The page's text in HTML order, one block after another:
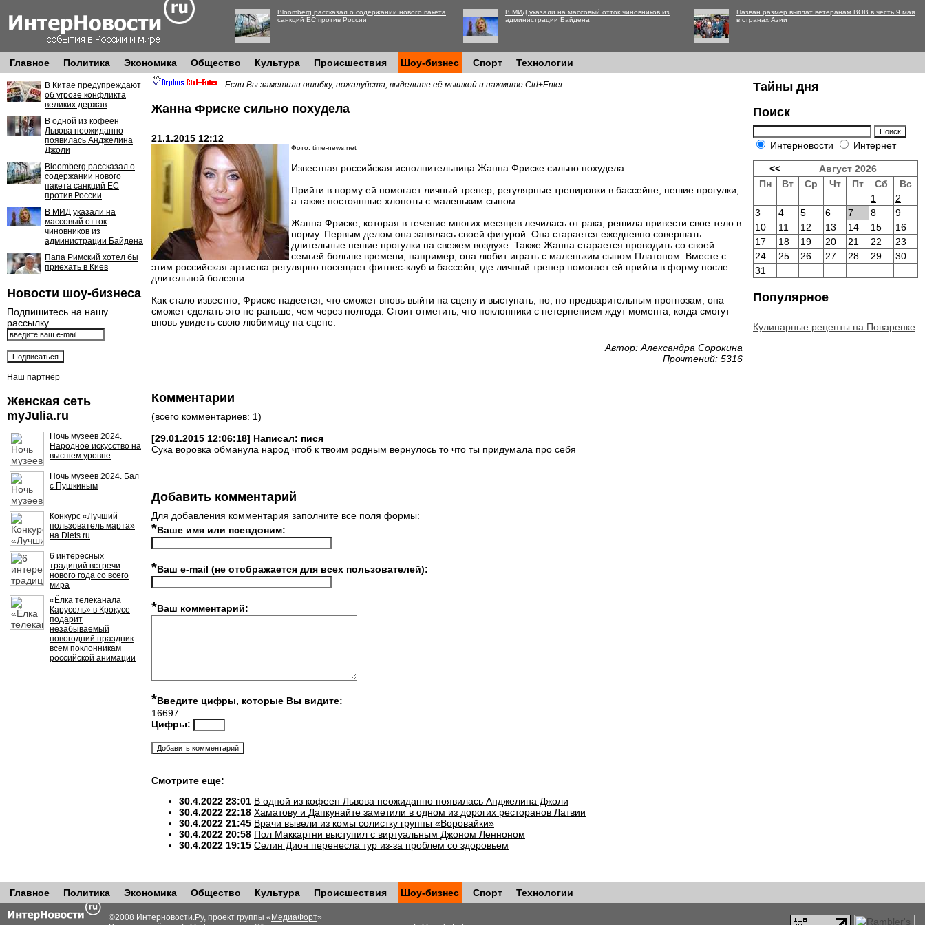
Bloomberg рассказал о содержании нового пакета
санкций ЕС против России
В МИД указали на массовый отток чиновников из
администрации Байдена
Назван размер выплат ветеранам ВОВ в честь 9 мая
в странах Азии
Главное Политика Экономика Общество Культура Происшествия Шоу-бизнес Спорт Технологии
В Китае предупреждают
об угрозе конфликта
великих держав
В одной из кофеен
Львова неожиданно
появилась Анджелина
Джоли
Bloomberg рассказал о
содержании нового
пакета санкций ЕС
против России
В МИД указали на
массовый отток
чиновников из
администрации Байдена
Папа Римский хотел бы
приехать в Киев
Новости шоу-бизнеса
Подпишитесь на нашу
рассылку
Наш партнёр
Женская сеть
myJulia.ru
Ночь музеев 2024.
Народное искусство на
высшем уровне
Ночь музеев 2024. Бал
с Пушкиным
Конкурс «Лучший
пользователь марта»
на Diets.ru
6 интересных
традиций встречи
нового года со всего
мира
«Ёлка телеканала
Карусель» в Крокусе
подарит
незабываемый
новогодний праздник
всем поклонникам
российской анимации
Если Вы заметили ошибку, пожалуйста, выделите её мышкой и нажмите Ctrl+Enter
Жанна Фриске сильно похудела
21.1.2015 12:12
Фото: time-news.net
Известная российская исполнительница Жанна Фриске сильно похудела.
Прийти в норму ей помогает личный тренер, регулярные тренировки в бассейне, пешие прогулки,
а также постоянные хлопоты с маленьким сыном.
Жанна Фриске, которая в течение многих месяцев лечилась от рака, решила привести свое тело в
норму. Первым делом она занялась своей фигурой. Она старается ежедневно совершать
длительные пешие прогулки на свежем воздухе. Также Жанна старается проводить со своей
семьей больше времени, например, она любит играть с маленьким сыном Платоном. Вместе с
этим российская артистка регулярно посещает фитнес-клуб и бассейн, где личный тренер помогает ей прийти в форму после
длительной болезни.
Как стало известно, Фриске надеется, что сможет вновь выйти на сцену и выступать, но, по предварительным прогнозам, она
сможет сделать это не раньше, чем через полгода. Стоит отметить, что поклонники с нетерпением ждут момента, когда смогут
вновь увидеть свою любимицу на сцене.
Автор: Александра Сорокина
Прочтений: 5316
Комментарии
(всего комментариев: 1)
[29.01.2015 12:06:18] Написал: пися
Сука воровка обманула народ чтоб к твоим родным вернулось то что ты придумала про себя
Добавить комментарий
Для добавления комментария заполните все поля формы:
*Ваше имя или псевдоним:
*Ваш e-mail (не отображается для всех пользователей):
*Ваш комментарий:
*Введите цифры, которые Вы видите:
16697
Цифры:
Смотрите еще:
30.4.2022 23:01 В одной из кофеен Львова неожиданно появилась Анджелина Джоли
30.4.2022 22:18 Хаматову и Дапкунайте заметили в одном из дорогих ресторанов Латвии
30.4.2022 21:45 Врачи вывели из комы солистку группы «Воровайки»
30.4.2022 20:58 Пол Маккартни выступил с виртуальным Джоном Ленноном
30.4.2022 19:15 Селин Дион перенесла тур из-за проблем со здоровьем
Тайны дня
Поиск
Интерновости Интернет
<<
Август 2026
Пн
Вт Ср Чт Пт Сб
Вс
1
2
3
4 5 6 7 8
9
10
11 12 13 14 15
16
17
18 19 20 21 22
23
24
25 26 27 28 29
30
31
Популярное
Кулинарные рецепты на Поваренке
Главное Политика Экономика Общество Культура Происшествия Шоу-бизнес Спорт Технологии
©2008 Интерновости.Ру, проект группы « МедиаФорт»